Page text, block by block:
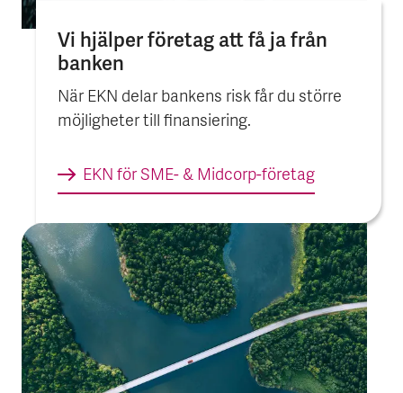
Vi hjälper före­tag att få ja från
banken
När EKN delar bankens risk får du större
möjligheter till finansiering.
EKN för SME- & Midcorp-företag